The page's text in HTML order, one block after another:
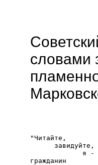
словами
"Читайте,
      завидуйте,
             я -
гражданин